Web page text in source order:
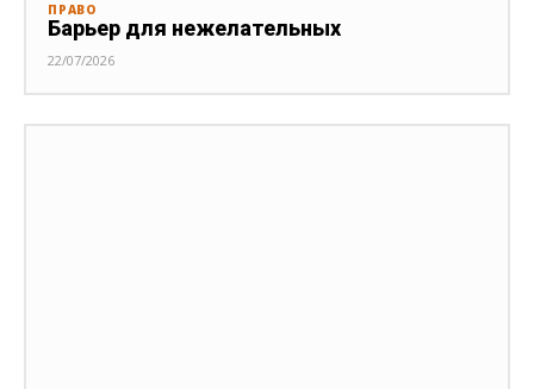
ПРАВО
Барьер для нежелательных
22/07/2026